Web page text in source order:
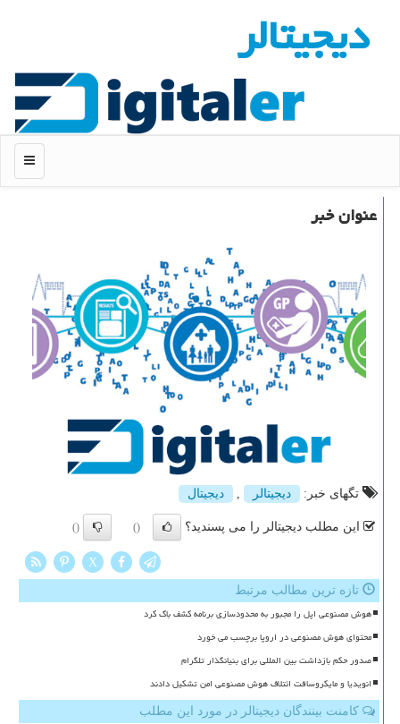
دیجیتالر
منو
عنوان خبر
تگهای خبر: دیجیتالر دیجیتال
این مطلب دیجیتالر را می پسندید؟ ()
()
X
تازه ترین مطالب مرتبط
هوش مصنوعی اپل را مجبور به محدودسازی برنامه کشف باگ کرد
محتوای هوش مصنوعی در اروپا برچسب می خورد
صدور حکم بازداشت بین المللی برای بنیانگذار تلگرام
انویدیا و مایکروسافت ائتلاف هوش مصنوعی امن تشکیل دادند
کامنت بینندگان دیجیتالر در مورد این مطلب